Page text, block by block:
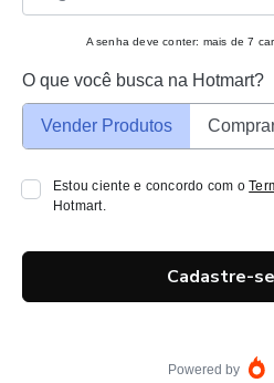
A senha deve conter: mais de 7
O que você busca na Hotmart?
Vender Produtos
Estou ciente e concordo com o
Hotmart.
Cadastre-
Powered by